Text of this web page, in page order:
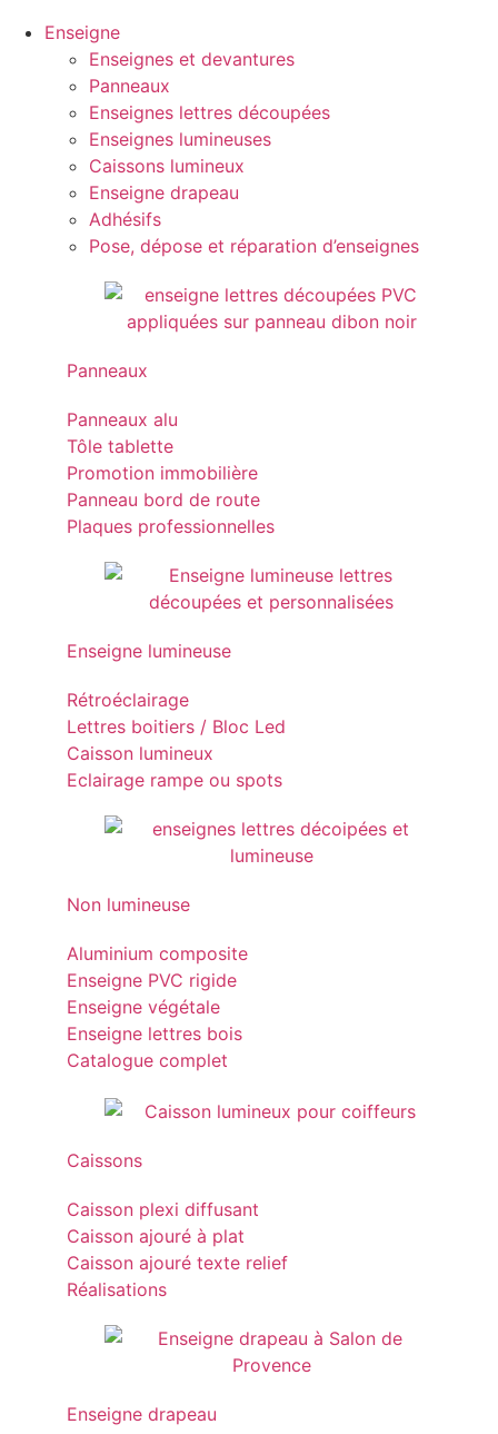
Enseigne
Enseignes et devantures
Panneaux
Enseignes lettres découpées
Enseignes lumineuses
Caissons lumineux
Enseigne drapeau
Adhésifs
Pose, dépose et réparation d’enseignes
Panneaux
Panneaux alu
Tôle tablette
Promotion immobilière
Panneau bord de route
Plaques professionnelles
Enseigne lumineuse
Rétroéclairage
Lettres boitiers / Bloc Led
Caisson lumineux
Eclairage rampe ou spots
Non lumineuse
Aluminium composite
Enseigne PVC rigide
Enseigne végétale
Enseigne lettres bois
Catalogue complet
Caissons
Caisson plexi diffusant
Caisson ajouré à plat
Caisson ajouré texte relief
Réalisations
Enseigne drapeau